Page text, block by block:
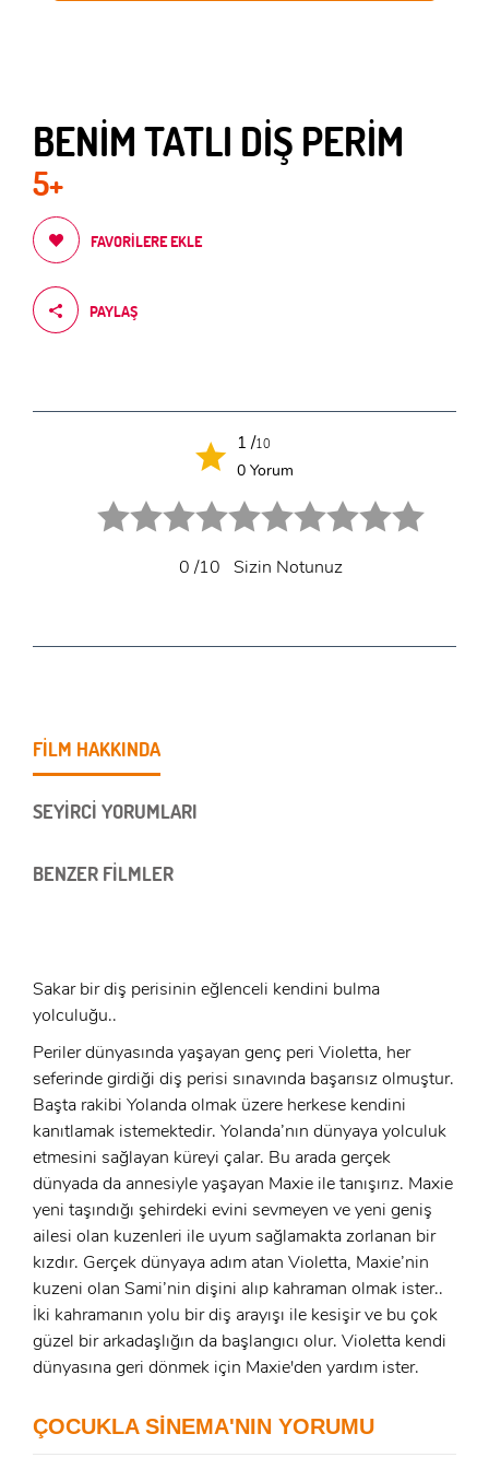
x
x
BENİM TATLI DİŞ PERİM
5+
FAVORILERE EKLE
PAYLAŞ
1 /10
0 Yorum
0/10 Sizin Notunuz
FİLM HAKKINDA
SEYİRCİ YORUMLARI
BENZER FİLMLER
Sakar bir diş perisinin eğlenceli kendini bulma
yolculuğu..
Periler dünyasında yaşayan genç peri Violetta, her
seferinde girdiği diş perisi sınavında başarısız olmuştur.
Başta rakibi Yolanda olmak üzere herkese kendini
kanıtlamak istemektedir. Yolanda’nın dünyaya yolculuk
etmesini sağlayan küreyi çalar. Bu arada gerçek
dünyada da annesiyle yaşayan Maxie ile tanışırız. Maxie
yeni taşındığı şehirdeki evini sevmeyen ve yeni geniş
ailesi olan kuzenleri ile uyum sağlamakta zorlanan bir
kızdır. Gerçek dünyaya adım atan Violetta, Maxie’nin
kuzeni olan Sami’nin dişini alıp kahraman olmak ister..
İki kahramanın yolu bir diş arayışı ile kesişir ve bu çok
güzel bir arkadaşlığın da başlangıcı olur. Violetta kendi
dünyasına geri dönmek için Maxie'den yardım ister.
ÇOCUKLA SİNEMA'NIN YORUMU